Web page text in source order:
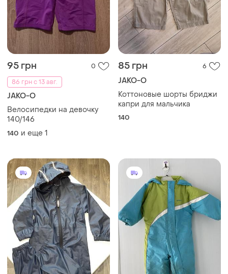
95 грн
0
86 грн с 13 авг.
JAKO-O
Велосипедки на девочку
140/146
140 и еще 1
85 грн 6
JAKO-O
Коттоновые шорты бриджи
капри для мальчика
140